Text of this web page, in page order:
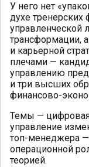
У него нет
духе
управленческой
трансформации,
и карьерной
плечами —
управлению
и три высших
финансово-
Темы — цифровая
управление
топ-менеджера
операционной
теорией.